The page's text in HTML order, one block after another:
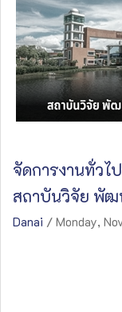
จัดการงานทั่วไ
สถาบันวิจัย พัฒ
Danai / Monday,